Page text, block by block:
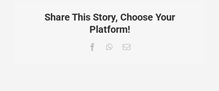
Share This Story, Choose Your
Platform!
FacebookWhatsApp
Email